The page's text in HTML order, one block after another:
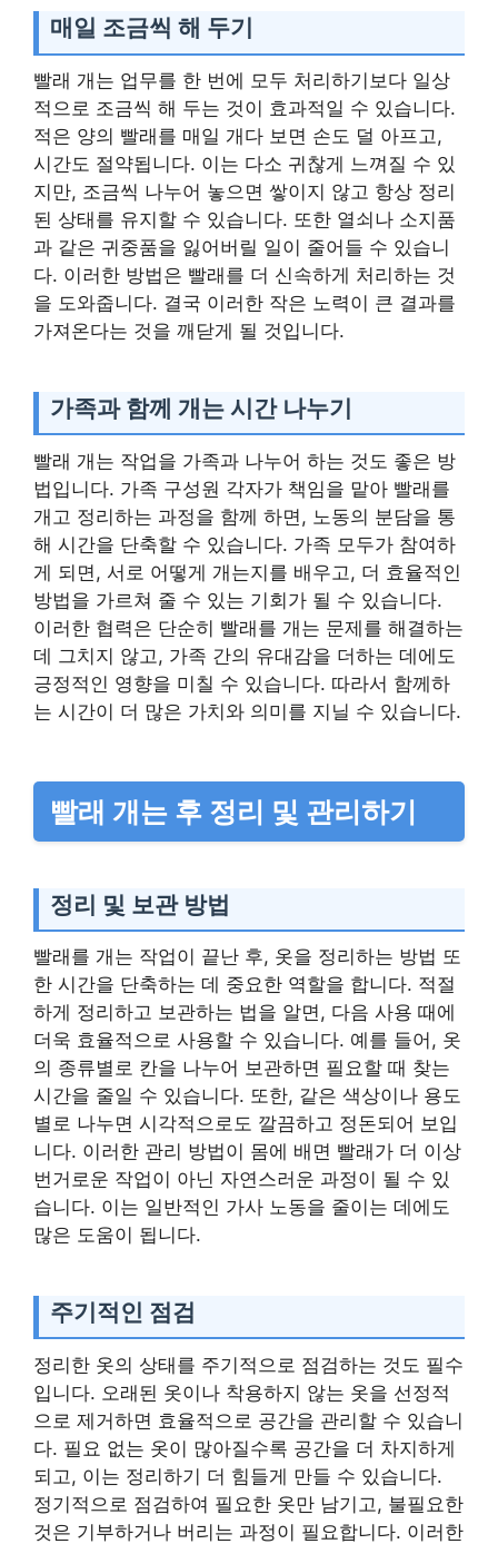
매일 조금씩 해 두기
빨래 개는 업무를 한 번에 모두 처리하기보다 일상
적으로 조금씩 해 두는 것이 효과적일 수 있습니다.
적은 양의 빨래를 매일 개다 보면 손도 덜 아프고,
시간도 절약됩니다. 이는 다소 귀찮게 느껴질 수 있
지만, 조금씩 나누어 놓으면 쌓이지 않고 항상 정리
된 상태를 유지할 수 있습니다. 또한 열쇠나 소지품
과 같은 귀중품을 잃어버릴 일이 줄어들 수 있습니
다. 이러한 방법은 빨래를 더 신속하게 처리하는 것
을 도와줍니다. 결국 이러한 작은 노력이 큰 결과를
가져온다는 것을 깨닫게 될 것입니다.
가족과 함께 개는 시간 나누기
빨래 개는 작업을 가족과 나누어 하는 것도 좋은 방
법입니다. 가족 구성원 각자가 책임을 맡아 빨래를
개고 정리하는 과정을 함께 하면, 노동의 분담을 통
해 시간을 단축할 수 있습니다. 가족 모두가 참여하
게 되면, 서로 어떻게 개는지를 배우고, 더 효율적인
방법을 가르쳐 줄 수 있는 기회가 될 수 있습니다.
이러한 협력은 단순히 빨래를 개는 문제를 해결하는
데 그치지 않고, 가족 간의 유대감을 더하는 데에도
긍정적인 영향을 미칠 수 있습니다. 따라서 함께하
는 시간이 더 많은 가치와 의미를 지닐 수 있습니다.
빨래 개는 후 정리 및 관리하기
정리 및 보관 방법
빨래를 개는 작업이 끝난 후, 옷을 정리하는 방법 또
한 시간을 단축하는 데 중요한 역할을 합니다. 적절
하게 정리하고 보관하는 법을 알면, 다음 사용 때에
더욱 효율적으로 사용할 수 있습니다. 예를 들어, 옷
의 종류별로 칸을 나누어 보관하면 필요할 때 찾는
시간을 줄일 수 있습니다. 또한, 같은 색상이나 용도
별로 나누면 시각적으로도 깔끔하고 정돈되어 보입
니다. 이러한 관리 방법이 몸에 배면 빨래가 더 이상
번거로운 작업이 아닌 자연스러운 과정이 될 수 있
습니다. 이는 일반적인 가사 노동을 줄이는 데에도
많은 도움이 됩니다.
주기적인 점검
정리한 옷의 상태를 주기적으로 점검하는 것도 필수
입니다. 오래된 옷이나 착용하지 않는 옷을 선정적
으로 제거하면 효율적으로 공간을 관리할 수 있습니
다. 필요 없는 옷이 많아질수록 공간을 더 차지하게
되고, 이는 정리하기 더 힘들게 만들 수 있습니다.
정기적으로 점검하여 필요한 옷만 남기고, 불필요한
것은 기부하거나 버리는 과정이 필요합니다. 이러한